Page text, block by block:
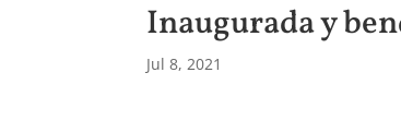
Inaugurada y
Jul 8, 2021